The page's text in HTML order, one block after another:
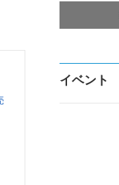
イベント